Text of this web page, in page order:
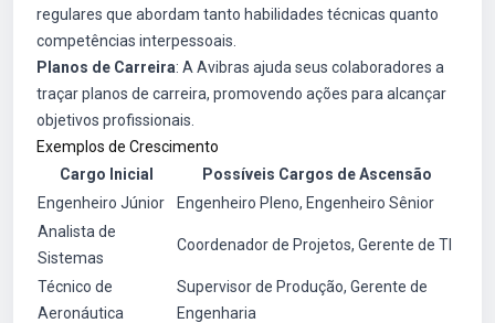
regulares que abordam tanto habilidades técnicas quanto
competências interpessoais.
Planos de Carreira: A Avibras ajuda seus colaboradores a
traçar planos de carreira, promovendo ações para alcançar
objetivos profissionais.
Exemplos de Crescimento
Cargo Inicial
Possíveis Cargos de Ascensão
Engenheiro Júnior
Engenheiro Pleno, Engenheiro Sênior
Analista de
Sistemas
Coordenador de Projetos, Gerente de TI
Técnico de
Aeronáutica
Supervisor de Produção, Gerente de
Engenharia